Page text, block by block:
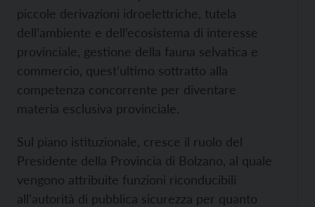
piccole derivazioni idroelettriche, tutela
dell’ambiente e dell’ecosistema di interesse
provinciale, gestione della fauna selvatica e
commercio, quest’ultimo sottratto alla
competenza concorrente per diventare
materia esclusiva provinciale.
Sul piano istituzionale, cresce il ruolo del
Presidente della Provincia di Bolzano, al quale
vengono attribuite funzioni riconducibili
all’autorità di pubblica sicurezza per quanto